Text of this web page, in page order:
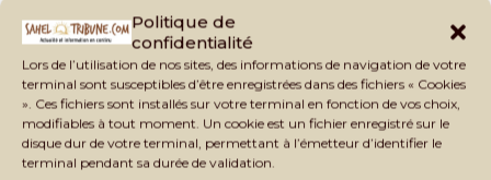
Politique de
confidentialité
Lors de l’utilisation de nos sites, des informations de navigation de votre
terminal sont susceptibles d’être enregistrées dans des fichiers « Cookies
». Ces fichiers sont installés sur votre terminal en fonction de vos choix,
modifiables à tout moment. Un cookie est un fichier enregistré sur le
disque dur de votre terminal, permettant à l’émetteur d’identifier le
terminal pendant sa durée de validation.
CATASTROPHES CLIMATIQUES
CAUTION 10 000 DOLLARS CAUTION DE VISA CDAT CECOGEC
CEDEAO CÉDÉAO CEI CÉLÉBRATION NATIONALE CEMAC
CEMAPI CEN-SNESUP CENOU CENSURE
CENTRAFRIQUE CENTRALE SOLAIRE